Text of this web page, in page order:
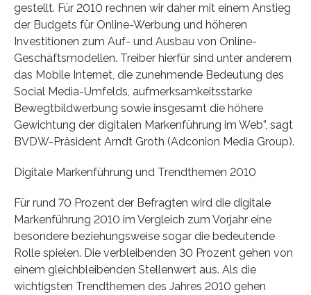
gestellt. Für 2010 rechnen wir daher mit einem Anstieg
der Budgets für Online-Werbung und höheren
Investitionen zum Auf- und Ausbau von Online-
Geschäftsmodellen. Treiber hierfür sind unter anderem
das Mobile Internet, die zunehmende Bedeutung des
Social Media-Umfelds, aufmerksamkeitsstarke
Bewegtbildwerbung sowie insgesamt die höhere
Gewichtung der digitalen Markenführung im Web”, sagt
BVDW-Präsident Arndt Groth (Adconion Media Group).
Digitale Markenführung und Trendthemen 2010
Für rund 70 Prozent der Befragten wird die digitale
Markenführung 2010 im Vergleich zum Vorjahr eine
besondere beziehungsweise sogar die bedeutende
Rolle spielen. Die verbleibenden 30 Prozent gehen von
einem gleichbleibenden Stellenwert aus. Als die
wichtigsten Trendthemen des Jahres 2010 gehen